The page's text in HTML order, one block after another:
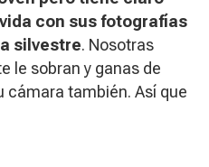
con sus fotografías
silvestre. Nosotras
le sobran y ganas de
cámara también. Así que